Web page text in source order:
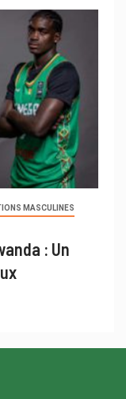
MASCULINES
: Un